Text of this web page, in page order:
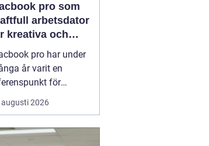
pro som
arbetsdator
kreativa och
pro har under
år varit en
för
datorer inom
och
kombinerar
augusti 2026